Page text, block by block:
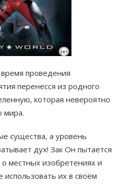
проведения
перенесся из родного
которая невероятно
мира.
существа, а уровень
дух! Зак Он пытается
местных изобретениях и
их в своём